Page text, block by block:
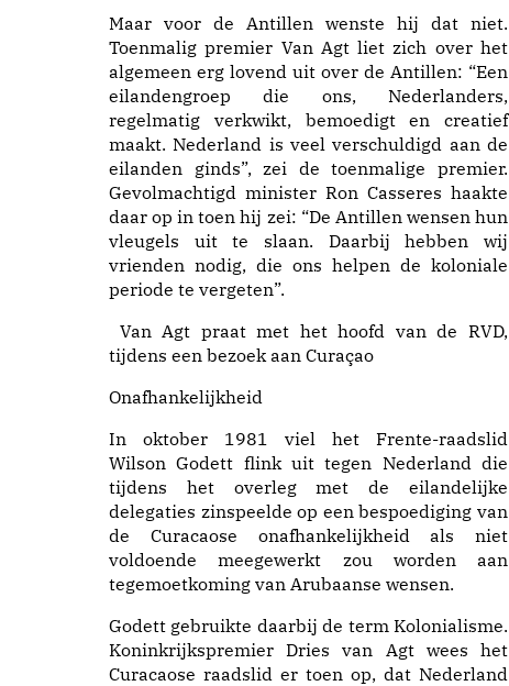
Maar voor de Antillen wenste hij dat niet.
Toenmalig premier Van Agt liet zich over het
algemeen erg lovend uit over de Antillen: “Een
eilandengroep die ons, Nederlanders,
regelmatig verkwikt, bemoedigt en creatief
maakt. Nederland is veel verschuldigd aan de
eilanden ginds”, zei de toenmalige premier.
Gevolmachtigd minister Ron Casseres haakte
daar op in toen hij zei: “De Antillen wensen hun
vleugels uit te slaan. Daarbij hebben wij
vrienden nodig, die ons helpen de koloniale
periode te vergeten”.
Van Agt praat met het hoofd van de RVD,
tijdens een bezoek aan Curaçao
Onafhankelijkheid
In oktober 1981 viel het Frente-raadslid
Wilson Godett flink uit tegen Nederland die
tijdens het overleg met de eilandelijke
delegaties zinspeelde op een bespoediging van
de Curacaose onafhankelijkheid als niet
voldoende meegewerkt zou worden aan
tegemoetkoming van Arubaanse wensen.
Godett gebruikte daarbij de term Kolonialisme.
Koninkrijkspremier Dries van Agt wees het
Curacaose raadslid er toen op, dat Nederland